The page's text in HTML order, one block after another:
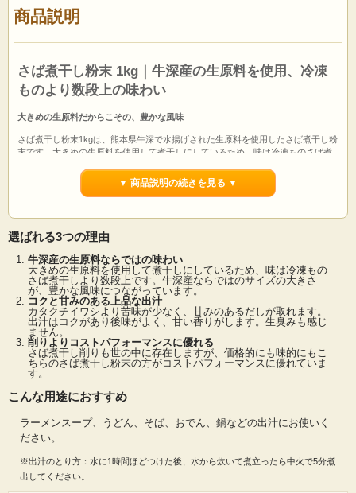
商品説明
さば煮干し粉末 1kg｜牛深産の生原料を使用、冷凍
ものより数段上の味わい
大きめの生原料だからこその、豊かな風味
さば煮干し粉末1kgは、熊本県牛深で水揚げされた生原料を使用したさば煮干し粉
末です。大きめの生原料を使用して煮干しにしているため、味は冷凍ものさば煮
さば煮干し粉末はカタクチイワシより苦味が少なく甘みのあるだしが取れます。
が取れます。
▼ 商品説明の続きを見る ▼
選ばれる3つの理由
牛深産の生原料ならではの味わい
大きめの生原料を使用して煮干しにしているため、味は冷凍もの
さば煮干しより数段上です。牛深産ならではのサイズの大きさ
が、豊かな風味につながっています。
コクと甘みのある上品な出汁
カタクチイワシより苦味が少なく、甘みのあるだしが取れます。
出汁はコクがあり後味がよく、甘い香りがします。生臭みも感じ
ません。
削りよりコストパフォーマンスに優れる
さば煮干し削りも世の中に存在しますが、価格的にも味的にもこ
ちらのさば煮干し粉末の方がコストパフォーマンスに優れていま
す。
こんな用途におすすめ
ラーメンスープ、うどん、そば、おでん、鍋などの出汁にお使いく
ださい。
※出汁のとり方：水に1時間ほどつけた後、水から炊いて煮立ったら中火で5分煮
出してください。